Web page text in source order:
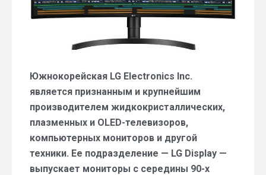
душе
Южнокорейская LG Electronics Inc.
является признанным и крупнейшим
производителем жидкокристаллических,
плазменных и OLED-телевизоров,
компьютерных мониторов и другой
техники. Ее подразделение — LG Display —
выпускает мониторы с середины 90-х